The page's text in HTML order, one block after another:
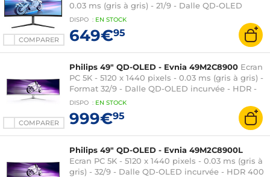
COMPARER
0.03 ms (gris à gris) - 21/9 - Dalle QD-OLED
incurvée - 175 Hz - Adaptive-Sync - HDR 400
True Black - HDMI/DisplayPort - Hauteur
réglable - Noir
DISPO : EN STOCK
649€95
COMPARER
Philips 49" QD-OLED - Evnia 49M2C8900 Ecran
PC 5K - 5120 x 1440 pixels - 0.03 ms (gris à gris) -
Format 32/9 - Dalle QD-OLED incurvée - HDR -
240 Hz - FreeSync Premium Pro -
HDMI/DisplayPort/USB-C - Hub USB 3.0 -
Hauteur réglable - Argent
DISPO : EN STOCK
999€95
Philips 49" QD-OLED - Evnia 49M2C8900L
Ecran PC 5K - 5120 x 1440 pixels - 0.03 ms (gris à
gris) - 32/9 - Dalle QD-OLED incurvée - HDR 400